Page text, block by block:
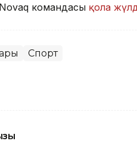
командасы қола
Спорт